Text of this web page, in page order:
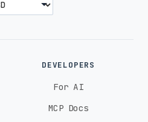
DEVELOPERS
For AI
MCP Docs